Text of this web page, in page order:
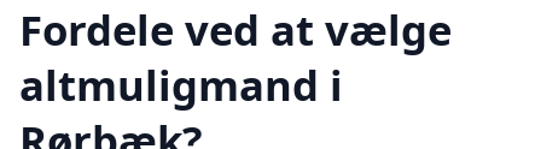
Fordele ved at vælge
altmuligmand i